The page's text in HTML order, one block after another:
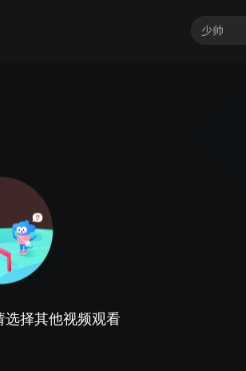
选择其他视频观看